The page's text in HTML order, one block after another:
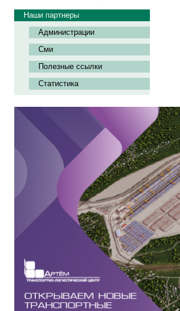
Наши партнеры
Администрации
Сми
Полезные ссылки
Статистика